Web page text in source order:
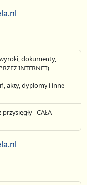
wyroki, dokumenty,
INTERNET)
akty, dyplomy i inne
- CAŁA